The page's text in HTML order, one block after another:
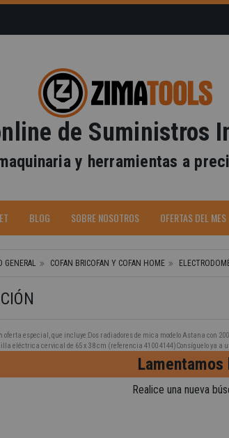
de Suministros
y herramientas a
BLOG SOBRE NOSOTROS OFERTAS DEL MES
GENERAL COFAN BRICOFAN Y COFAN HOME
oferta especial, que incluye:Dos radiadores de mica modelo Astana con
eléctrica cervical de 65 x 38 cm (referencia 4100 4144)Consíguelo ya a
Realice una nueva